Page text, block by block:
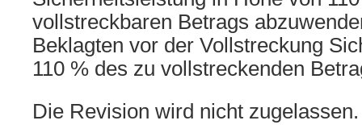
vollstreckbaren Betrags
Beklagten vor der Vollstreckung
110 % des zu vollstreckenden
Die Revision wird nicht zugelassen.